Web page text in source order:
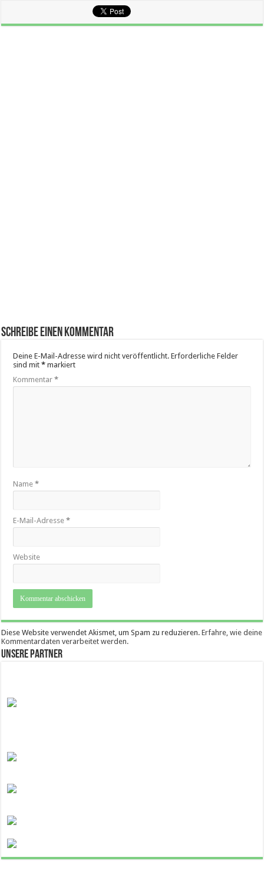
Schreibe einen Kommentar
Deine E-Mail-Adresse wird nicht veröffentlicht. Erforderliche Felder
sind mit* markiert
Kommentar*
Name*
E-Mail-Adresse*
Website
Diese Website verwendet Akismet, um Spam zu reduzieren.Erfahre, wie deine
Kommentardaten verarbeitet werden.
Unsere Partner